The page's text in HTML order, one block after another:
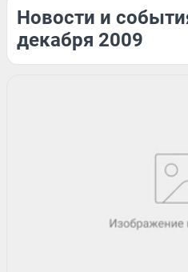
Новости и
декабря 2009